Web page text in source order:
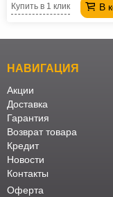
В
Купить в 1 клик
НАВИГАЦИЯ
Акции
Доставка
Гарантия
Возврат товара
Кредит
Новости
Контакты
Оферта